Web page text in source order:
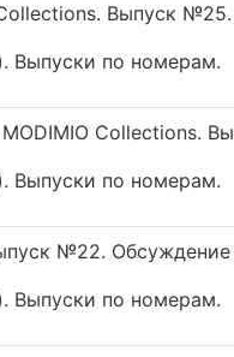
Выпуск №25.
Выпуски по номерам.
Collections.
Выпуски по номерам.
№22. Обсуждение
Выпуски по номерам.